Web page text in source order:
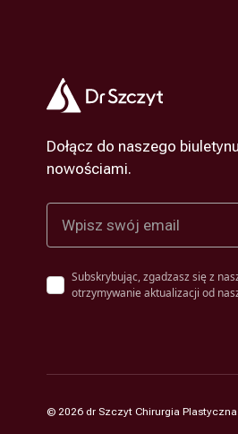
Dołącz do naszego
nowościami.
Subskrybując, zgadzasz się z
otrzymywanie aktualizacji od
© 2026 dr Szczyt Chirurgia